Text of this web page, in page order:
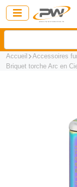
Accueil Accessoires
Briquet torche Arc en